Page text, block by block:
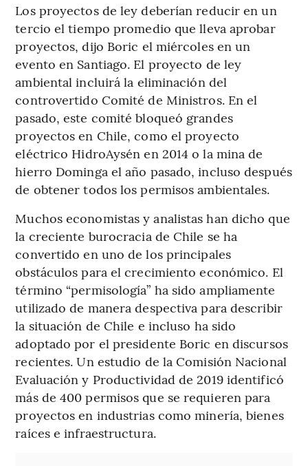
Los proyectos de ley deberían reducir en un
tercio el tiempo promedio que lleva aprobar
proyectos, dijo Boric el miércoles en un
evento en Santiago. El proyecto de ley
ambiental incluirá la eliminación del
controvertido Comité de Ministros. En el
pasado, este comité bloqueó grandes
proyectos en Chile, como el proyecto
eléctrico HidroAysén en 2014 o la mina de
hierro Dominga el año pasado, incluso después
de obtener todos los permisos ambientales.
Muchos economistas y analistas han dicho que
la creciente burocracia de Chile se ha
convertido en uno de los principales
obstáculos para el crecimiento económico. El
término “permisología” ha sido ampliamente
utilizado de manera despectiva para describir
la situación de Chile e incluso ha sido
adoptado por el presidente Boric en discursos
recientes. Un estudio de la Comisión Nacional
Evaluación y Productividad de 2019 identificó
más de 400 permisos que se requieren para
proyectos en industrias como minería, bienes
raíces e infraestructura.